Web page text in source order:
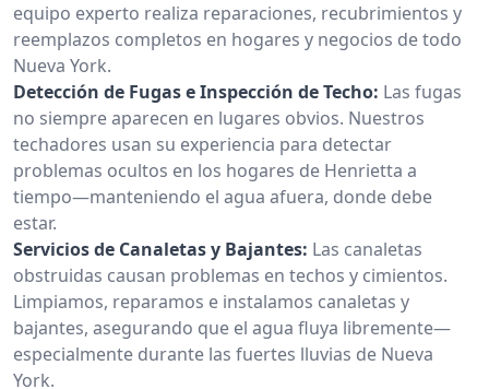
equipo experto realiza reparaciones, recubrimientos y
reemplazos completos en hogares y negocios de todo
Nueva York.
Detección de Fugas e Inspección de Techo: Las fugas
no siempre aparecen en lugares obvios. Nuestros
techadores usan su experiencia para detectar
problemas ocultos en los hogares de Henrietta a
tiempo—manteniendo el agua afuera, donde debe
estar.
Servicios de Canaletas y Bajantes: Las canaletas
obstruidas causan problemas en techos y cimientos.
Limpiamos, reparamos e instalamos canaletas y
bajantes, asegurando que el agua fluya libremente—
especialmente durante las fuertes lluvias de Nueva
York.